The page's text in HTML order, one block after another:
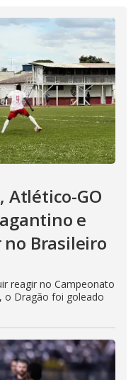
Atlético-GO
e
Brasileiro
reagir no Campeonato
o Dragão foi goleado